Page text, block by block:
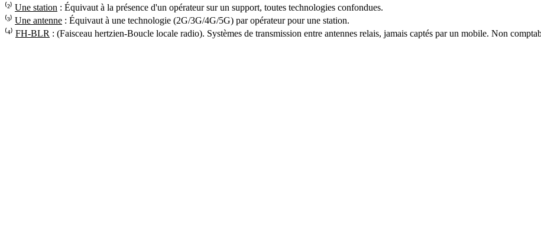
⁽²⁾ Une station : Équivaut à la présence d'un opérateur sur un support, toutes technologies confondues.
⁽³⁾ Une antenne : Équivaut à une technologie (2G/3G/4G/5G) par opérateur pour une station.
⁽⁴⁾ FH-BLR : (Faisceau hertzien-Boucle locale radio). Systèmes de transmission entre antennes relais, jamais captés par un mobile. Non